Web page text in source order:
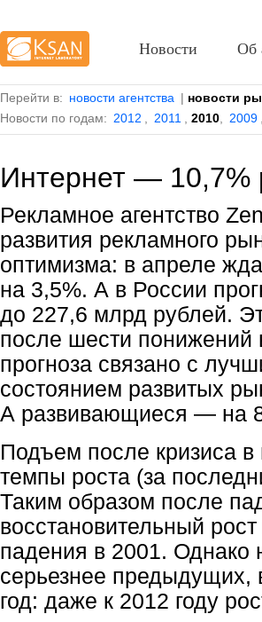
Перейти в: новости агентства | новости
Новости по годам: 2012 2011 2010 2009
Интернет — 10,7%
Рекламное агентство
развития рекламного
оптимизма: в апреле
на 3,5%. А в России
до 227,6 млрд рублей.
после шести
прогноза связано с
состоянием развитых
А развивающиеся — на
Подъем после кризиса
темпы роста (за
Таким образом после
восстановительный
падения в 2001.
серьезнее предыдущих,
год: даже к 2012 году
Новости Об